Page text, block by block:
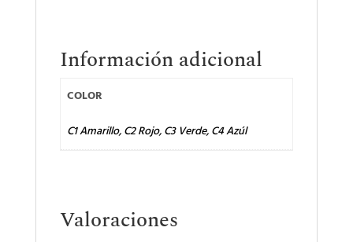
Información adicional
COLOR
C1 Amarillo, C2 Rojo, C3 Verde, C4 Azúl
Valoraciones